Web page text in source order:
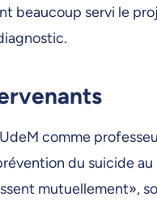
beaucoup servi le
comme
du suicide
mutuellement»,